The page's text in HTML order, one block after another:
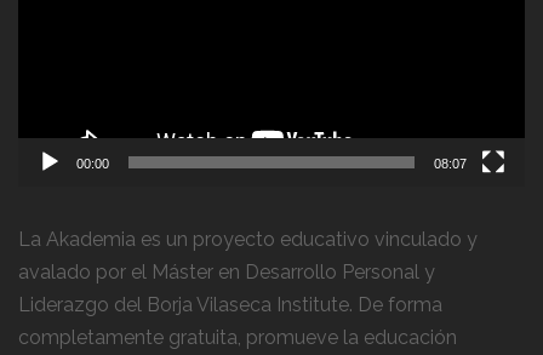
00:00 08:07
La Akademia es un proyecto educativo vinculado y
avalado por el Máster en Desarrollo Personal y
Liderazgo del Borja Vilaseca Institute. De forma
completamente gratuita, promueve la educación